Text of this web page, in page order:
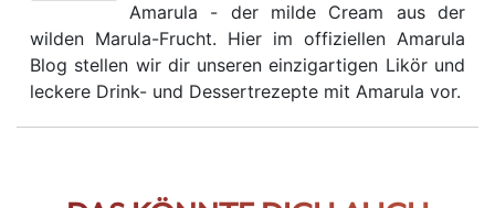
Amarula - der milde Cream aus der
wilden Marula-Frucht. Hier im offiziellen Amarula
Blog stellen wir dir unseren einzigartigen Likör und
leckere Drink- und Dessertrezepte mit Amarula vor.